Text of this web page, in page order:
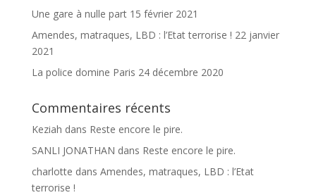
Une gare à nulle part 15 février 2021
Amendes, matraques, LBD : l’Etat terrorise ! 22 janvier
2021
La police domine Paris 24 décembre 2020
Commentaires récents
Keziah dans Reste encore le pire.
SANLI JONATHAN dans Reste encore le pire.
charlotte dans Amendes, matraques, LBD : l’Etat
terrorise !